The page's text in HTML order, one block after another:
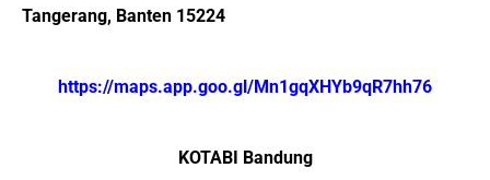
Tangerang, Banten 15224
https://maps.app.goo.gl/Mn1gqXHYb9qR7hh76
KOTABI Bandung